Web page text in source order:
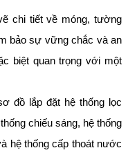
chi tiết về móng, tường
bảo sự vững chắc và an
biệt quan trọng với một
đồ lắp đặt hệ thống lọc
chiếu sáng, hệ thống
hệ thống cấp thoát nước